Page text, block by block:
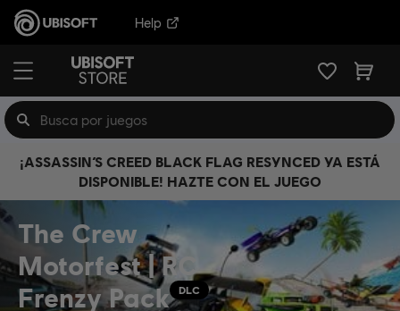
Help
¡ASSASSIN’S CREED BLACK FLAG RESYNCED YA ESTÁ
DISPONIBLE! HAZTE CON EL JUEGO
The Crew
Motorfest | RC
Frenzy Pack
DLC